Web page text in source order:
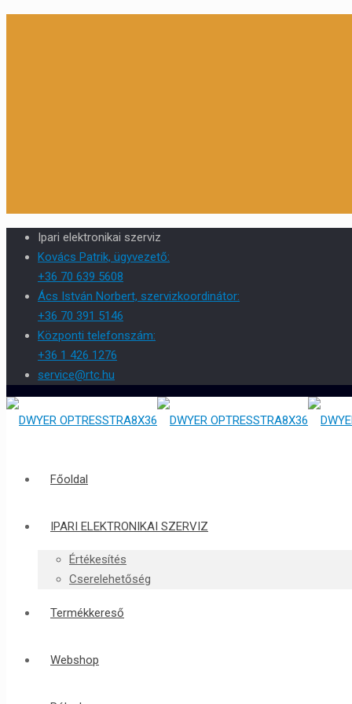
Ipari elektronikai szerviz
Kovács Patrik, ügyvezető:
+36 70 639 5608
Ács István Norbert, szervizkoordinátor:
+36 70 391 5146
Központi telefonszám:
+36 1 426 1276
service@rtc.hu
Főoldal
IPARI ELEKTRONIKAI SZERVIZ
Értékesítés
Cserelehetőség
Termékkereső
Webshop